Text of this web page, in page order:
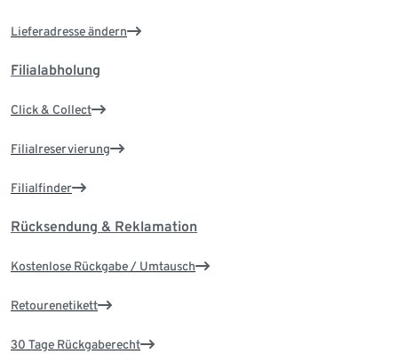
Lieferadresse ändern
Filialabholung
Click & Collect
Filialreservierung
Filialfinder
Rücksendung & Reklamation
Kostenlose Rückgabe / Umtausch
Retourenetikett
30 Tage Rückgaberecht